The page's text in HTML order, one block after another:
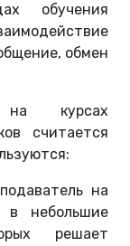
обучения
обмен
на курсах
считается
на
в небольшие
решает